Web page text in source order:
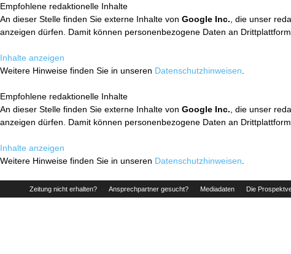
Empfohlene redaktionelle Inhalte
An dieser Stelle finden Sie externe Inhalte von Google Inc. , die unser
anzeigen dürfen. Damit können personenbezogene Daten an
Inhalte anzeigen
Weitere Hinweise finden Sie in unseren Datenschutzhinweisen
Empfohlene redaktionelle Inhalte
An dieser Stelle finden Sie externe Inhalte von Google Inc. , die unser
anzeigen dürfen. Damit können personenbezogene Daten an
Inhalte anzeigen
Weitere Hinweise finden Sie in unseren Datenschutzhinweisen
Zeitung nicht erhalten? Ansprechpartner gesucht? Mediadaten Die